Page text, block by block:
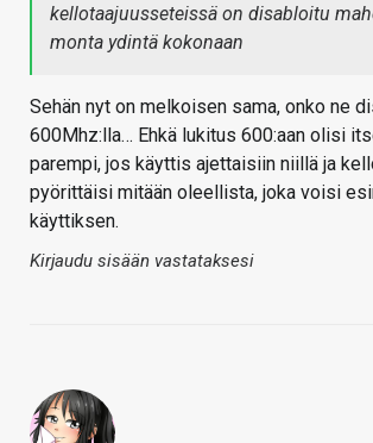
kellotaajuusseteissä on disabloitu
monta ydintä kokonaan
Sehän nyt on melkoisen sama, onko ne
600Mhz:lla… Ehkä lukitus 600:aan olisi
parempi, jos käyttis ajettaisiin niillä ja
pyörittäisi mitään oleellista, joka voisi
käyttiksen.
Kirjaudu sisään vastataksesi